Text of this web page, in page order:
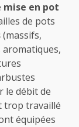
mise en pot
de pots
(massifs,
le débit de
trop travaillé
équipées